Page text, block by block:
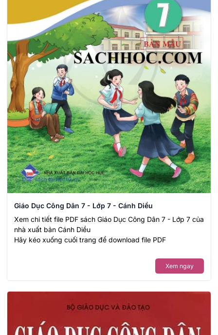
Giáo Dục Công Dân 7 - Lớp 7 - Cánh Diều
Xem chi tiết file PDF sách Giáo Dục Công Dân 7 - Lớp 7 của
nhà xuất bản Cánh Diều
Hãy kéo xuống cuối trang để download file PDF
Xem ngay